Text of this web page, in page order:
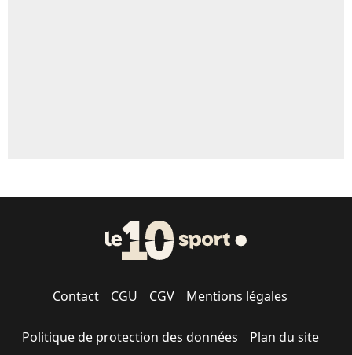
Contact CGU CGV Mentions légales
Politique de protection des données Plan du site